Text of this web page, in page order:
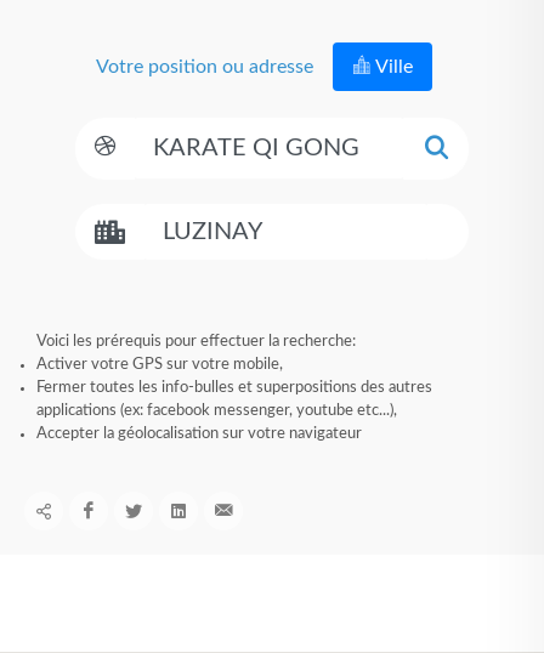
Votre position ou adresse Ville
Voici les prérequis pour effectuer la recherche:
Activer votre GPS sur votre mobile,
Fermer toutes les info-bulles et superpositions des autres
applications (ex: facebook messenger, youtube etc...),
Accepter la géolocalisation sur votre navigateur